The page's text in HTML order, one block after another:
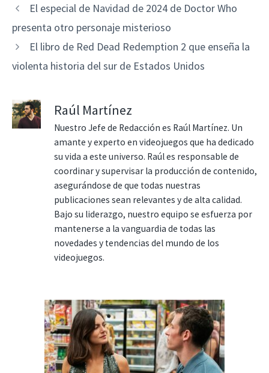
El especial de Navidad de 2024 de Doctor Who
presenta otro personaje misterioso
El libro de Red Dead Redemption 2 que enseña la
violenta historia del sur de Estados Unidos
Raúl Martínez
Nuestro Jefe de Redacción es Raúl Martínez. Un
amante y experto en videojuegos que ha dedicado
su vida a este universo. Raúl es responsable de
coordinar y supervisar la producción de contenido,
asegurándose de que todas nuestras
publicaciones sean relevantes y de alta calidad.
Bajo su liderazgo, nuestro equipo se esfuerza por
mantenerse a la vanguardia de todas las
novedades y tendencias del mundo de los
videojuegos.